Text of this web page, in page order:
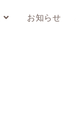
お知らせ